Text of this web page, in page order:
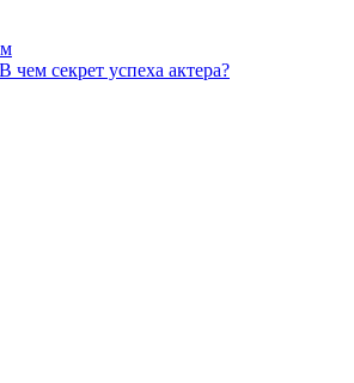
чем секрет успеха актера?